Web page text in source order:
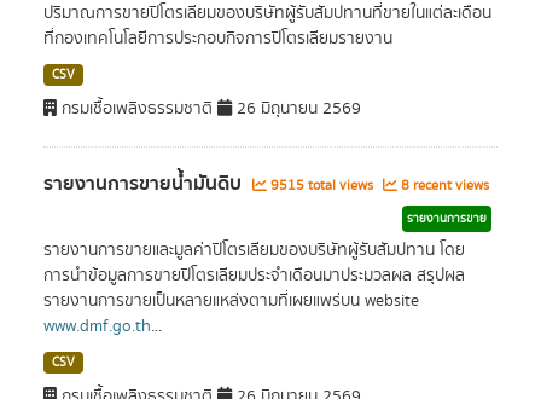
ปริมาณการขายปิโตรเลียมของบริษัทผู้รับสัมปทานที่ขายในแต่ละเดือน
ที่กองเทคโนโลยีการประกอบกิจการปิโตรเลียมรายงาน
CSV
กรมเชื้อเพลิงธรรมชาติ 26 มิถุนายน 2569
รายงานการขายน้ำมันดิบ 9515 total views 8 recent views
รายงานการขาย
รายงานการขายและมูลค่าปิโตรเลียมของบริษัทผู้รับสัมปทาน โดย
การนำข้อมูลการขายปิโตรเลียมประจำเดือนมาประมวลผล สรุปผล
รายงานการขายเป็นหลายแหล่งตามที่เผยแพร่บน website
www.dmf.go.th...
CSV